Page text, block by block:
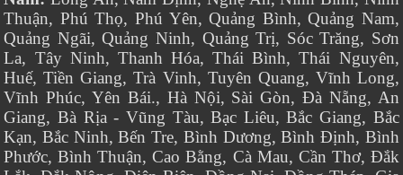
Thuận, Phú Thọ, Phú Yên, Quảng Bình, Quảng Nam,
Quảng Ngãi, Quảng Ninh, Quảng Trị, Sóc Trăng, Sơn
La, Tây Ninh, Thanh Hóa, Thái Bình, Thái Nguyên,
Huế, Tiền Giang, Trà Vinh, Tuyên Quang, Vĩnh Long,
Vĩnh Phúc, Yên Bái., Hà Nội, Sài Gòn, Đà Nẵng, An
Giang, Bà Rịa - Vũng Tàu, Bạc Liêu, Bắc Giang, Bắc
Kạn, Bắc Ninh, Bến Tre, Bình Dương, Bình Định, Bình
Phước, Bình Thuận, Cao Bằng, Cà Mau, Cần Thơ, Đắk